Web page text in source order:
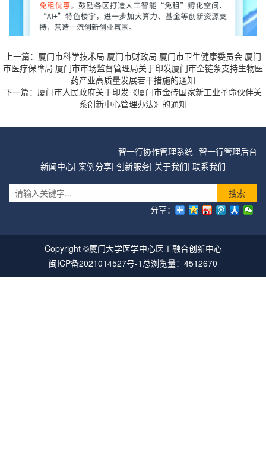
上一篇： 厦门市科学技术局 厦门市财政局 厦门市卫生健康委员会 厦门
市医疗保障局 厦门市市场监督管理局关于印发厦门市全链条支持生物医
药产业高质量发展若干措施的通知
下一篇： 厦门市人民政府关于印发《厦门市金砖国家新工业革命伙伴关
系创新中心管理办法》的通知
智一行协作管理系统 智一行管理后台
新闻中心| 案例分享| 创新服务| 关于我们| 联系我们
搜索
分享：
Copyright ©厦门大学医学中心医工融合创新中心
闽ICP备2021014527号-1 总浏览量：4512670